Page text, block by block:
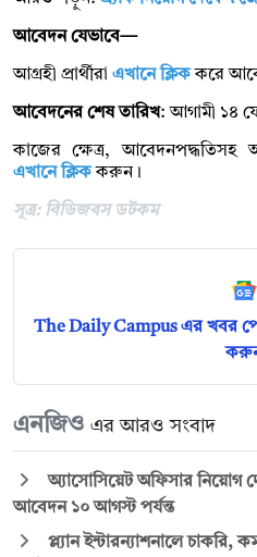
আবেদন যেভাবে—
আগ্রহী প্রার্থীরা এখানে ক্লিককরে
আবেদনের শেষ তারিখ: আগামী ১৪
কাজের ক্ষেত্র, আবেদনপদ্ধতিসহ
এখানে ক্লিককরুন।
সূত্র: বিডিজবস ডটকম
The Daily Campus এর খবর
এনজিও এর আরও সংবাদ
অ্যাসোসিয়েট অফিসার নিয়োগ
আবেদন ১০ আগস্ট পর্যন্ত
প্ল্যান ইন্টারন্যাশনালে